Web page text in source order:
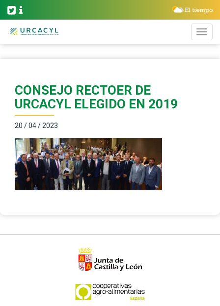
CONSEJO RECTOER DE
URCACYL ELEGIDO EN 2019
20 / 04 / 2023